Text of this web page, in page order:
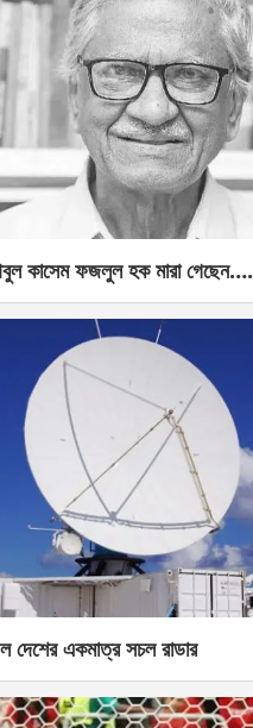
কাসেম ফজলুল হক মারা গেছেন….
দেশের একমাত্র সচল রাডার